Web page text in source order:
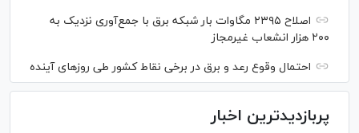
اصلاح ۲۳۹۵ مگاوات بار شبکه برق با جمع‌آوری نزدیک به
۲۰۰ هزار انشعاب غیرمجاز
احتمال وقوع رعد و برق در برخی نقاط کشور طی روز‌های آینده
پربازدیدترین اخبار